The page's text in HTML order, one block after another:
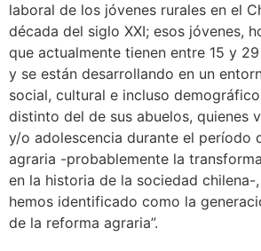
laboral de los jóvenes rurales en el
década del siglo XXI; esos jóvenes,
que actualmente tienen entre 15 y
y se están desarrollando en un
social, cultural e incluso
distinto del de sus abuelos, quienes
y/o adolescencia durante el período
agraria -probablemente la
en la historia de la sociedad chilena-
hemos identificado como la
de la reforma agraria”.